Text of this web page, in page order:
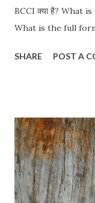
BCCI क्या है? What is
What is the full
क्या है? जैसे की आप जानते
बोर्ड BCCI के नाम से
BCCI इस समय दुनया का
क्रिकेट टीम के सभी मैचों
इंडिया से बहार किसे
Form Of BCCI Is :
SHARE POST A